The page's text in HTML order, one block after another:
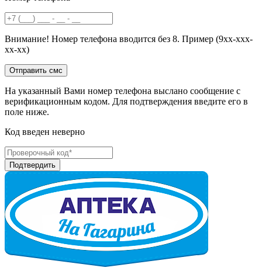
Внимание! Номер телефона вводится без 8. Пример (9хх-ххх-
хх-хх)
На указанный Вами номер телефона выслано сообщение с
верификационным кодом. Для подтверждения введите его в
поле ниже.
Код введен неверно